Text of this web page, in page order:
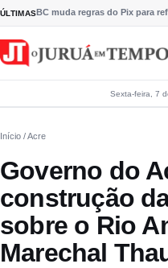
Pular para o conteúdo
ÚLTIMASBC muda regras do Pix para
Sexta-feira, 7
Início / Acre
Governo do
construção
sobre o Rio
Marechal